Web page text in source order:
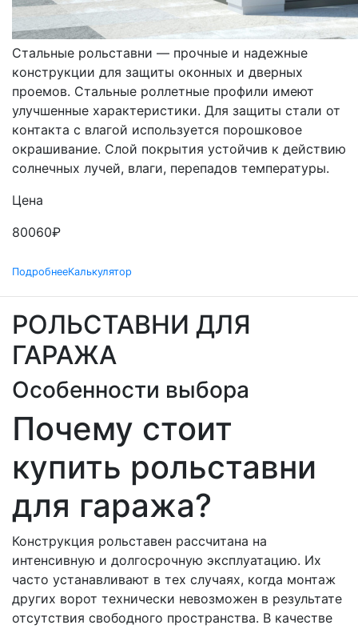
СТАЛЬНЫЕ
Стальные рольставни — прочные и надежные
конструкции для защиты оконных и дверных
проемов. Стальные роллетные профили имеют
улучшенные характеристики. Для защиты стали от
контакта с влагой используется порошковое
окрашивание. Слой покрытия устойчив к действию
солнечных лучей, влаги, перепадов температуры.
Цена
80060₽
ПодробнееКалькулятор
РОЛЬСТАВНИ ДЛЯ
ГАРАЖА
Особенности выбора
Почему стоит
купить рольставни
для гаража?
Конструкция рольставен рассчитана на
интенсивную и долгосрочную эксплуатацию. Их
часто устанавливают в тех случаях, когда монтаж
других ворот технически невозможен в результате
отсутствия свободного пространства. В качестве